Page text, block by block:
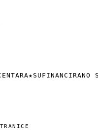
★ SUFINANCIRANO